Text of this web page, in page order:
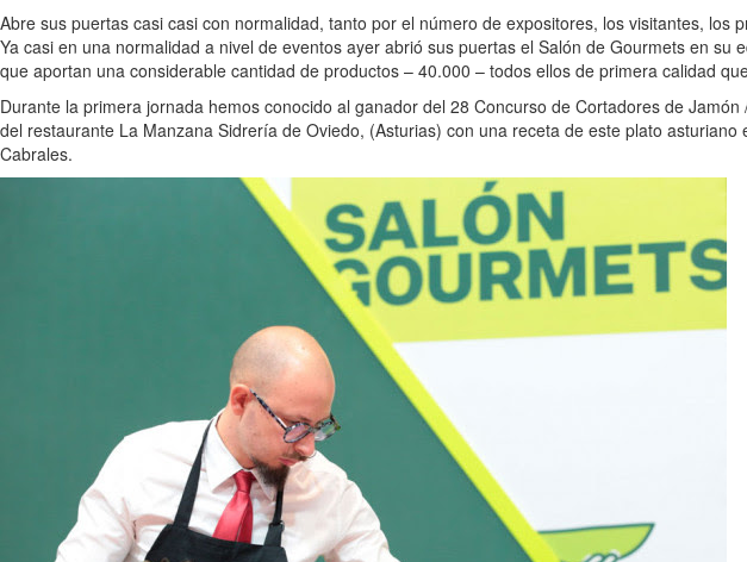
Abre sus puertas casi casi con normalidad, tanto por el número de expositores, los visitantes, los
Ya casi en una normalidad a nivel de eventos ayer abrió sus puertas el Salón de Gourmets en
que aportan una considerable cantidad de productos – 40.000 – todos ellos de primera calidad
Durante la primera jornada hemos conocido al ganador del 28 Concurso de Cortadores de
del restaurante La Manzana Sidrería de Oviedo, (Asturias) con una receta de este plato
Cabrales.